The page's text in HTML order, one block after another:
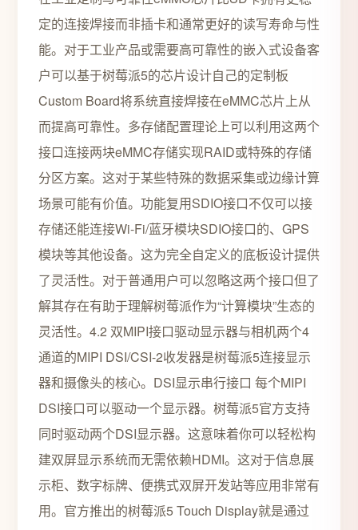
定的连接焊接而非插卡和通常更好的读写寿命与性
能。对于工业产品或需要高可靠性的嵌入式设备客
户可以基于树莓派5的芯片设计自己的定制板
Custom Board将系统直接焊接在eMMC芯片上从
而提高可靠性。多存储配置理论上可以利用这两个
接口连接两块eMMC存储实现RAID或特殊的存储
分区方案。这对于某些特殊的数据采集或边缘计算
场景可能有价值。功能复用SDIO接口不仅可以接
存储还能连接Wi-Fi/蓝牙模块SDIO接口的、GPS
模块等其他设备。这为完全自定义的底板设计提供
了灵活性。对于普通用户可以忽略这两个接口但了
解其存在有助于理解树莓派作为“计算模块”生态的
灵活性。4.2 双MIPI接口驱动显示器与相机两个4
通道的MIPI DSI/CSI-2收发器是树莓派5连接显示
器和摄像头的核心。DSI显示串行接口 每个MIPI
DSI接口可以驱动一个显示器。树莓派5官方支持
同时驱动两个DSI显示器。这意味着你可以轻松构
建双屏显示系统而无需依赖HDMI。这对于信息展
示柜、数字标牌、便携式双屏开发站等应用非常有
用。官方推出的树莓派5 Touch Display就是通过